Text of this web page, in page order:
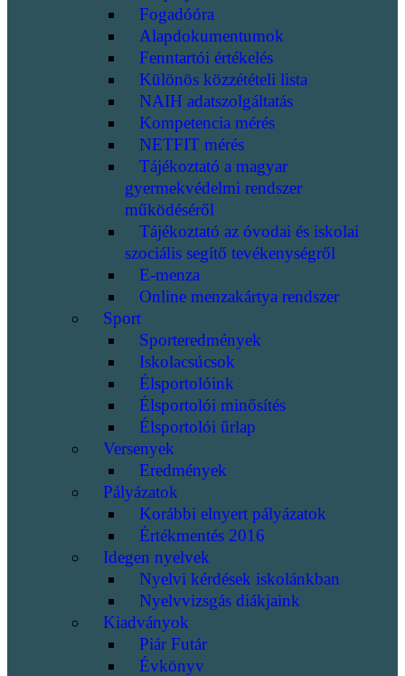
Fogadóóra
Alapdokumentumok
Fenntartói értékelés
Különös közzétételi lista
NAIH adatszolgáltatás
Kompetencia mérés
NETFIT mérés
Tájékoztató a magyar
gyermekvédelmi rendszer
működéséről
Tájékoztató az óvodai és iskolai
szociális segítő tevékenységről
E-menza
Online menzakártya rendszer
Sport
Sporteredmények
Iskolacsúcsok
Élsportolóink
Élsportolói minősítés
Élsportolói űrlap
Versenyek
Eredmények
Pályázatok
Korábbi elnyert pályázatok
Értékmentés 2016
Idegen nyelvek
Nyelvi kérdések iskolánkban
Nyelvvizsgás diákjaink
Kiadványok
Piár Futár
Évkönyv